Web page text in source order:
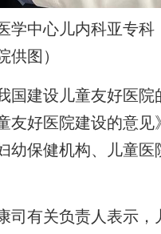
中心儿内科亚专科
供图）
建设儿童友好医院
友好医院建设的意
幼保健机构、儿童
有关负责人表示，